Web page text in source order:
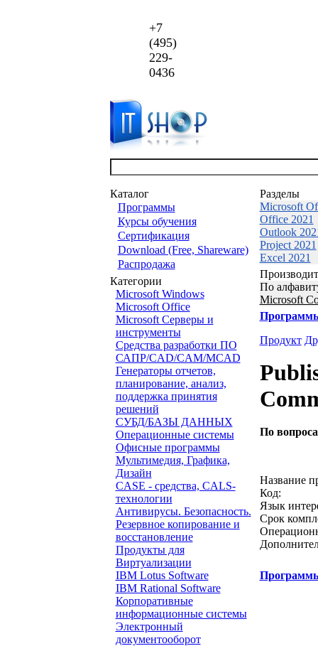
+7
(495)
229-
0436
Каталог
Программы
Курсы обучения
Сертификация
Download (Free, Shareware)
Распродажа
Категории
Microsoft Windows
Microsoft Office
Microsoft Серверы и
инструменты
Средства разработки ПО
САПР/CAD/CAM/MCAD
Генераторы отчетов,
планирование, анализ,
поддержка принятия
решений
СУБД/БАЗЫ ДАННЫХ
Операционные системы
Офисные программы
Мультимедия, Графика,
Дизайн
CASE - средства, CALS-
технологии
Антивирусы. Безопасность.
Резервное копирование и
восстановление
Продукты для
Виртуализации
IBM Lotus Software
IBM Rational Software
Корпоративные
информационные системы
Электронный
документооборот
Разделы
Microsoft
Office 2021
Outlook
Project 2021
Excel 2021
По
Microsoft
Продукт
По
Название
Код:
Язык
Срок